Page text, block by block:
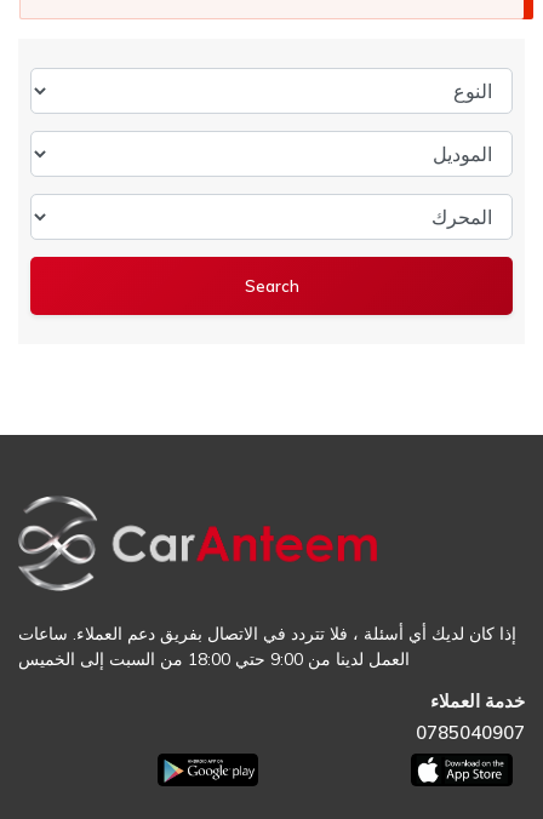
النوع
الموديل
المحرك
إذا كان لديك أي أسئلة ، فلا تتردد في الاتصال بفريق دعم العملاء. ساعات
العمل لدينا من 9:00 حتي 18:00 من السبت إلى الخميس
خدمة العملاء
0785040907